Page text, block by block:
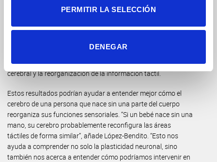
PERMITIR LA SELECCIÓN
DENEGAR
trabajo demuestra que tiene un papel instructivo en la
Bendito. Su laboratorio ha revelado que el tálamo no solo
integración sensorial donde convergen todos los sentidos,
excepto el olfato. Esto refuerza su papel en la plasticidad
cerebral y la reorganización de la información táctil.
Estos resultados podrían ayudar a entender mejor cómo el
cerebro de una persona que nace sin una parte del cuerpo
reorganiza sus funciones sensoriales. “Si un bebé nace sin una
mano, su cerebro probablemente reconfigura las áreas
táctiles de forma similar”, añade López-Bendito. “Esto nos
ayuda a comprender no solo la plasticidad neuronal, sino
también nos acerca a entender cómo podríamos intervenir en